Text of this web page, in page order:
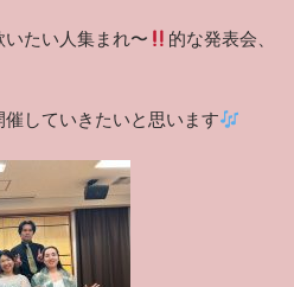
たい人集まれ〜
的な発表会、
していきたいと思います